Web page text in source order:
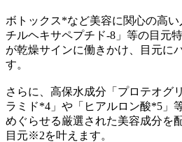
ボトックス*など美容に関心の高
チルヘキサペプチド-8」等の目元
が乾燥サインに働きかけ、目元に
す。
さらに、高保水成分「プロテオグ
ラミド*4」や「ヒアルロン酸*5」
めぐらせる厳選された美容成分を
目元※2を叶えます。